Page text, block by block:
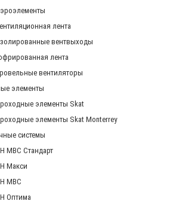
лента
вентвыходы
лента
вентиляторы
элементы
элементы Skat
элементы Skat Monterrey
системы
MBC Стандарт
Макси
МВС
Оптима